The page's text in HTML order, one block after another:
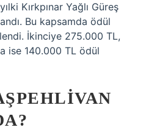
Kırkpınar Yağlı Güreş
Bu kapsamda ödül
İkinciye 275.000 TL,
ise 140.000 TL ödül